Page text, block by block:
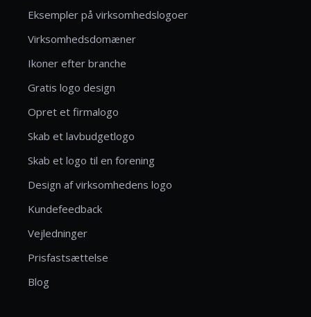
Eksempler på virksomhedslogoer
Virksomhedsdomæner
Ikoner efter branche
Gratis logo design
Opret et firmalogo
Skab et lavbudgetlogo
Skab et logo til en forening
Design af virksomhedens logo
Kundefeedback
Vejledninger
Prisfastsættelse
Blog